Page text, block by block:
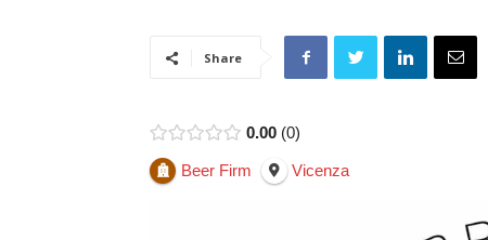
Share
0.00 0
Beer Firm Vicenza